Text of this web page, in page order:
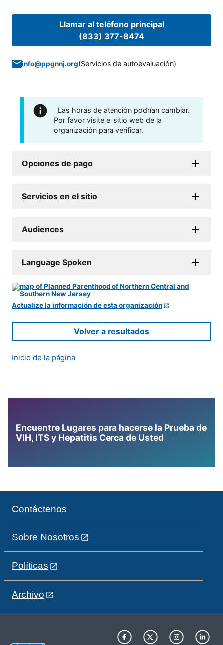
Llamar al teléfono principal
(833) 377-8474
info@ppgnnj.org(Servicios de autoevaluación)
Las horas de atención podrían cambiar.
Por favor visite el sitio web de la
organización para verificar.
Opciones de pago
Servicios en el sitio
Audiences
Language Spoken
Actualize la información de esta organización
Volver a resultados
Inicio de la página
Encuentre Lugares para hacerse la Prueba de
VIH, ITS y Hepatitis Cerca de Usted
Contáctenos
Sobre Nosotros
Políticas
Archivo